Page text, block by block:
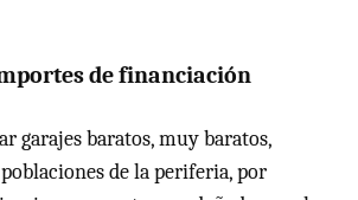
de financiación
garajes baratos, muy baratos,
de la periferia, por